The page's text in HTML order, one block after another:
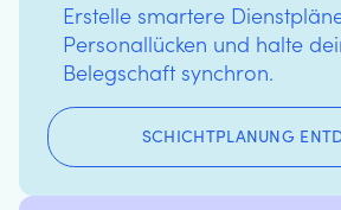
Erstelle smartere
Personallücken und halte
Belegschaft synchron.
SCHICHTPLANUNG